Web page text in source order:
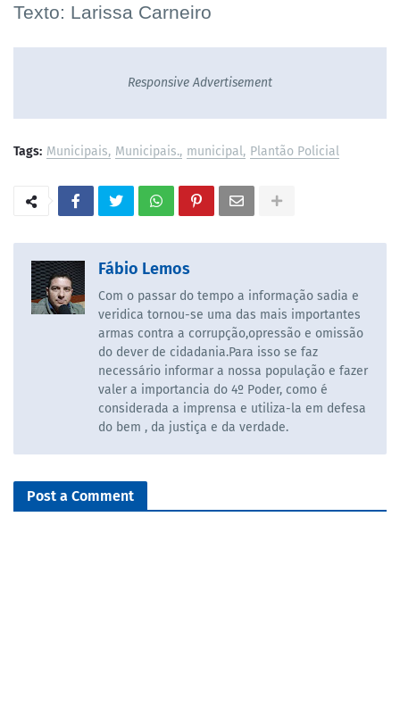
Texto: Larissa Carneiro
Responsive Advertisement
Tags: Municipais Municipais. municipal Plantão Policial
Fábio Lemos
Com o passar do tempo a informação sadia e
veridica tornou-se uma das mais importantes
armas contra a corrupção,opressão e omissão
do dever de cidadania.Para isso se faz
necessário informar a nossa população e fazer
valer a importancia do 4º Poder, como é
considerada a imprensa e utiliza-la em defesa
do bem , da justiça e da verdade.
Post a Comment